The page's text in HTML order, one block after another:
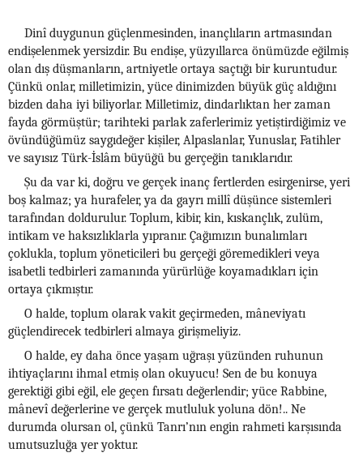
Dinî duygunun güçlenmesinden, inançlıların artmasından
endişelenmek yersizdir. Bu endişe, yüzyıllarca önümüzde eğilmiş
olan dış düşmanların, artniyetle ortaya saçtığı bir kuruntudur.
Çünkü onlar, milletimizin, yüce dinimizden büyük güç aldığını
bizden daha iyi biliyorlar. Milletimiz, dindarlıktan her zaman
fayda görmüştür; tarihteki parlak zaferlerimiz yetiştirdiğimiz ve
övündüğümüz saygıdeğer kişiler, Alpaslanlar, Yunuslar, Fatihler
ve sayısız Türk-İslâm büyüğü bu gerçeğin tanıklarıdır.
Şu da var ki, doğru ve gerçek inanç fertlerden esirgenirse, yeri
boş kalmaz; ya hurafeler, ya da gayrı millî düşünce sistemleri
tarafından doldurulur. Toplum, kibir, kin, kıskançlık, zulüm,
intikam ve haksızlıklarla yıpranır. Çağımızın bunalımları
çoklukla, toplum yöneticileri bu gerçeği göremedikleri veya
isabetli tedbirleri zamanında yürürlüğe koyamadıkları için
ortaya çıkmıştır.
O halde, toplum olarak vakit geçirmeden, mâneviyatı
güçlendirecek tedbirleri almaya girişmeliyiz.
O halde, ey daha önce yaşam uğraşı yüzünden ruhunun
ihtiyaçlarını ihmal etmiş olan okuyucu! Sen de bu konuya
gerektiği gibi eğil, ele geçen fırsatı değerlendir; yüce Rabbine,
mânevî değerlerine ve gerçek mutluluk yoluna dön!.. Ne
durumda olursan ol, çünkü Tanrı’nın engin rahmeti karşısında
umutsuzluğa yer yoktur.